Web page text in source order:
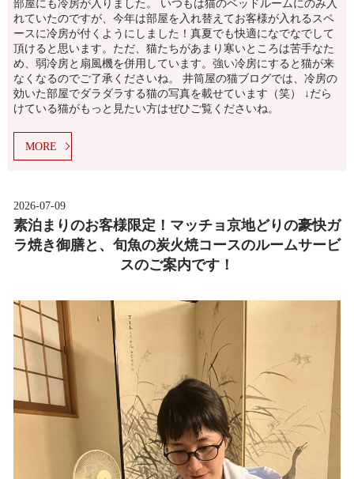
部屋にも冷房が入りました。 いつもは猫のベッドルームにのみ入
れていたのですが、今年は部屋を入れ替えてお客様が入れるスペ
ースに冷房が付くようにしました！真夏でも快適になでなでして
頂けると思います。ただ、猫たちがあまり寒いところは苦手なた
め、弱冷房と扇風機を併用しています。強い冷房にすると猫が来
なくなるのでご了承くださいね。 井筒屋の猫ブログでは、冷房の
効いた部屋でダラダラする猫の写真を載せています（笑） ↓だら
けている猫がもっと見たい方はぜひご覧くださいね。
MORE
2026-07-09
素泊まりのお客様限定！マッチョ京地どりの豪快ガ
ラ焼き御膳と、旬魚の炭火焼コースのルームサービ
スのご案内です！